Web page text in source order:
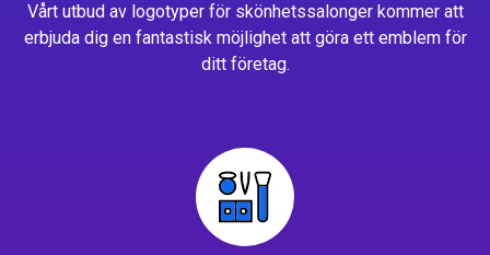
Vårt utbud av logotyper för skönhetssalonger kommer att
erbjuda dig en fantastisk möjlighet att göra ett emblem för
ditt företag.